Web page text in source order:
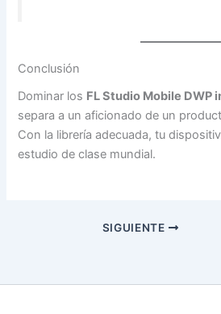
Conclusión
Dominar los FL Studio Mobile DWP
separa a un aficionado de un
Con la librería adecuada, tu
estudio de clase mundial.
SIGUIENTE